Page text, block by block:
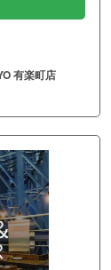
有楽町店